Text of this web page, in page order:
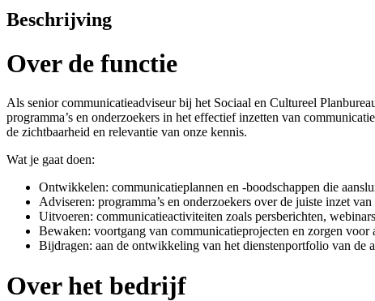
Beschrijving
Over de functie
Als senior communicatieadviseur bij het Sociaal en Cultureel
programma’s en onderzoekers in het effectief inzetten van
de zichtbaarheid en relevantie van onze kennis.
Wat je gaat doen:
Ontwikkelen: communicatieplannen en -boodschappen die
Adviseren: programma’s en onderzoekers over de juiste inzet
Uitvoeren: communicatieactiviteiten zoals persberichten,
Bewaken: voortgang van communicatieprojecten en zorgen voor
Bijdragen: aan de ontwikkeling van het dienstenportfolio van
Over het bedrijf